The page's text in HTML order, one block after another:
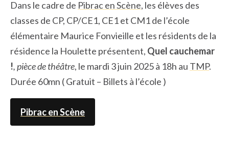
Dans le cadre de Pibrac en Scène, les élèves des
classes de CP, CP/CE1, CE1 et CM1 de l’école
élémentaire Maurice Fonvieille et les résidents de la
résidence la Houlette présentent, Quel cauchemar
!,pièce de théâtre, le mardi 3 juin 2025 à 18h au TMP.
Durée 60mn ( Gratuit – Billets à l’école )
Pibrac en Scène